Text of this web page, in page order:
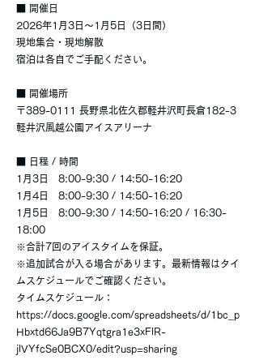
■ 開催日
2026年1月3日〜1月5日（3日間）
現地集合・現地解散
宿泊は各自でご手配ください。
■ 開催場所
〒389-0111 長野県北佐久郡軽井沢町長倉182-3
軽井沢風越公園アイスアリーナ
■ 日程 / 時間
1月3日 8:00-9:30 / 14:50-16:20
1月4日 8:00-9:30 / 14:50-16:20
1月5日 8:00-9:30 / 14:50-16:20 / 16:30-
18:00
※合計7回のアイスタイムを保証。
※追加試合が入る場合があります。最新情報はタイ
ムスケジュールでご確認ください。
タイムスケジュール：
https://docs.google.com/spreadsheets/d/1bc_p
Hbxtd66Ja9B7Yqtgra1e3xFlR-
jlVYfcSe0BCX0/edit?usp=sharing